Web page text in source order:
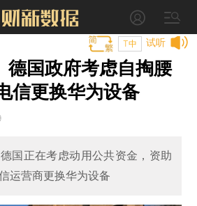
试听
T中
德国政府考虑自掏腰
信更换华为设备
国正在考虑动用公共资金，资助
运营商更换华为设备